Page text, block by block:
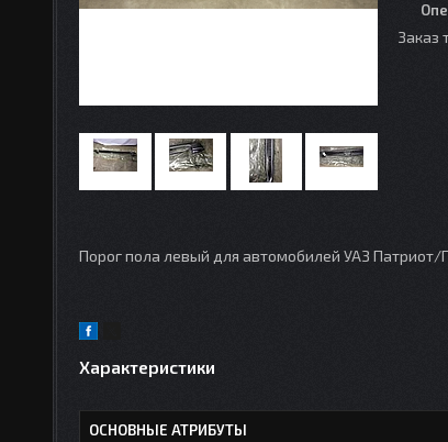
Заказ
Порог пола левый для автомобилей УАЗ Патриот/
Характеристики
ОСНОВНЫЕ АТРИБУТЫ